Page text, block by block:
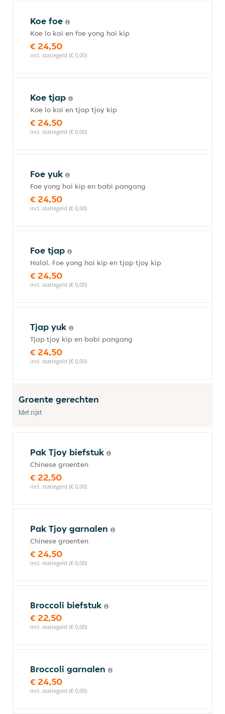
Koe foe
Koe lo kai en foe yong hai kip
€ 24,50
incl. statiegeld (€ 0,00)
Koe tjap
Koe lo kai en tjap tjoy kip
€ 24,50
incl. statiegeld (€ 0,00)
Foe yuk
Foe yong hai kip en babi pangang
€ 24,50
incl. statiegeld (€ 0,00)
Foe tjap
Halal. Foe yong hai kip en tjap tjoy kip
€ 24,50
incl. statiegeld (€ 0,00)
Tjap yuk
Tjap tjoy kip en babi pangang
€ 24,50
incl. statiegeld (€ 0,00)
Groente gerechten
Met rijst
Pak Tjoy biefstuk
Chinese groenten
€ 22,50
incl. statiegeld (€ 0,00)
Pak Tjoy garnalen
Chinese groenten
€ 24,50
incl. statiegeld (€ 0,00)
Broccoli biefstuk
€ 22,50
incl. statiegeld (€ 0,00)
Broccoli garnalen
€ 24,50
incl. statiegeld (€ 0,00)